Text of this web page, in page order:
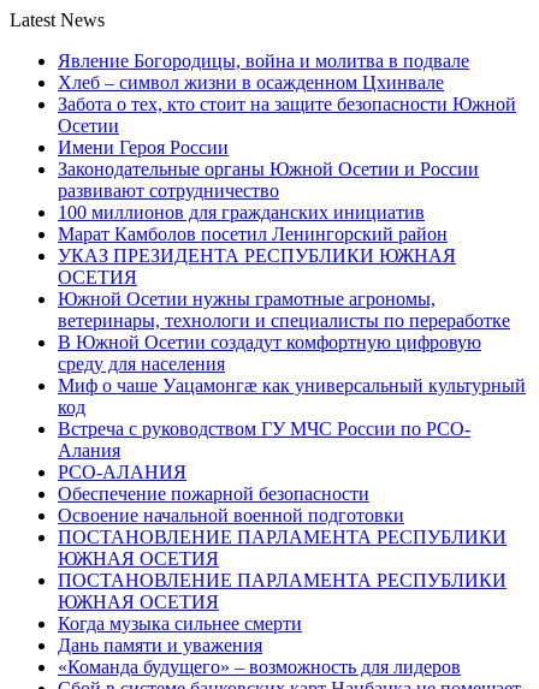
Latest News
Явление Богородицы, война и молитва в подвале
Хлеб – символ жизни в осажденном Цхинвале
Забота о тех, кто стоит на защите безопасности Южной
Осетии
Имени Героя России
Законодательные органы Южной Осетии и России
развивают сотрудничество
100 миллионов для гражданских инициатив
Марат Камболов посетил Ленингорский район
УКАЗ ПРЕЗИДЕНТА РЕСПУБЛИКИ ЮЖНАЯ
ОСЕТИЯ
Южной Осетии нужны грамотные агрономы,
ветеринары, технологи и специалисты по переработке
В Южной Осетии создадут комфортную цифровую
среду для населения
Миф о чаше Уацамонгæ как универсальный культурный
код
Встреча с руководством ГУ МЧС России по РСО-
Алания
РСО-АЛАНИЯ
Обеспечение пожарной безопасности
Освоение начальной военной подготовки
ПОСТАНОВЛЕНИЕ ПАРЛАМЕНТА РЕСПУБЛИКИ
ЮЖНАЯ ОСЕТИЯ
ПОСТАНОВЛЕНИЕ ПАРЛАМЕНТА РЕСПУБЛИКИ
ЮЖНАЯ ОСЕТИЯ
Когда музыка сильнее смерти
Дань памяти и уважения
«Команда будущего» – возможность для лидеров